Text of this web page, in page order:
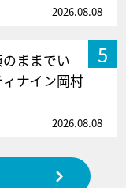
2026.08.08
5
ままでい
ナイン岡村
2026.08.08